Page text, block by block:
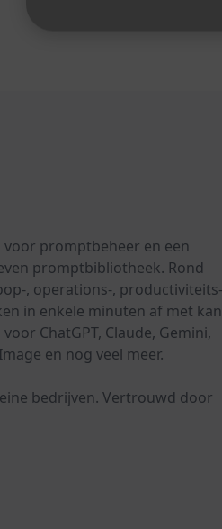
voor promptbeheer en een
promptbibliotheek. Rond
, operations-,
in enkele minuten af met
ChatGPT, Claude, Gemini,
en nog veel meer.
bedrijven. Vertrouwd door